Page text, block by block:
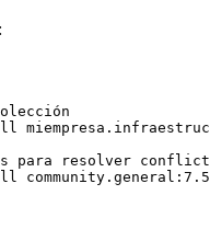
para resolver